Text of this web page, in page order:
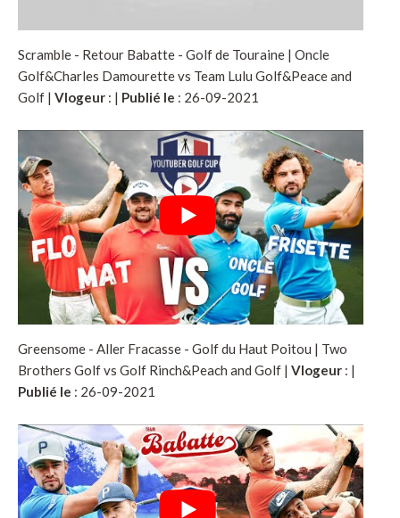
Scramble - Retour Babatte - Golf de Touraine | Oncle
Golf&Charles Damourette vs Team Lulu Golf&Peace and
Golf | Vlogeur : | Publié le : 26-09-2021
Greensome - Aller Fracasse - Golf du Haut Poitou | Two
Brothers Golf vs Golf Rinch&Peach and Golf | Vlogeur : |
Publié le : 26-09-2021